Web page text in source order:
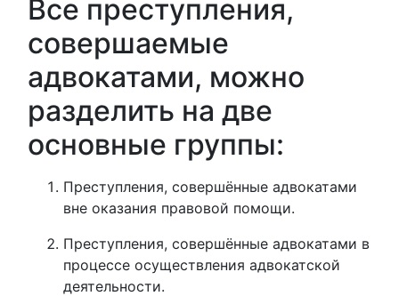
Все преступления,
совершаемые
адвокатами, можно
разделить на две
основные группы:
Преступления, совершённые адвокатами
вне оказания правовой помощи.
Преступления, совершённые адвокатами в
процессе осуществления адвокатской
деятельности.